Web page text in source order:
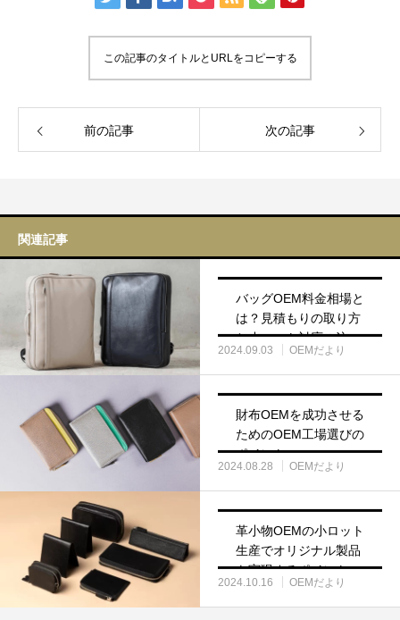
この記事のタイトルとURLをコピーする
前の記事 次の記事
関連記事
バッグOEM料金相場と
は？見積もりの取り方
と小ロット対応の注意
点
2024.09.03 OEMだより
財布OEMを成功させる
ためのOEM工場選びの
ポイント
2024.08.28 OEMだより
革小物OEMの小ロット
生産でオリジナル製品
を実現するポイントと
費用解説
2024.10.16 OEMだより